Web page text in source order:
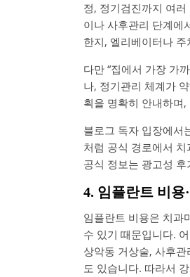
정, 정기검진까지 여
이나 사후관리 단계에
한지, 엘리베이터나
다만 “집에서 가장 가
나, 정기관리 체계가
획을 명확히 안내하며
블로그 독자 입장에서
처럼 공식 경로에서
공식 정보는 광고성
4. 임플란트 비용
임플란트 비용은 치과
수 있기 때문입니다.
상악동 거상술, 사후
도 있습니다. 따라서